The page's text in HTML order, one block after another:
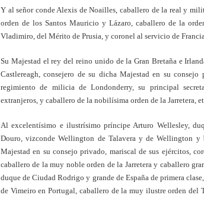
Y al señor conde Alexis de Noailles, caballero de la real y
orden de los Santos Mauricio y Lázaro, caballero de la
Vladimiro, del Mérito de Prusia, y coronel al servicio de Francia.
Su Majestad el rey del reino unido de la Gran Bretaña e
Castlereagh, consejero de su dicha Majestad en su
regimiento de milicia de Londonderry, su principal
extranjeros, y caballero de la nobilísima orden de la Jarretera,
Al excelentísimo e ilustrísimo príncipe Arturo Wellesley,
Douro, vizconde Wellington de Talavera y de Wellington y
Majestad en su consejo privado, mariscal de sus ejércitos,
caballero de la muy noble orden de la Jarretera y caballero
duque de Ciudad Rodrigo y grande de España de primera
de Vimeiro en Portugal, caballero de la muy ilustre orden del